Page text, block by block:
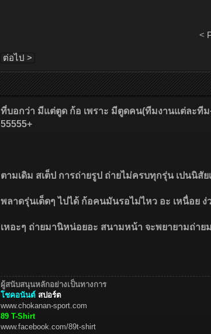
<
ต่อไป >
ที่บอกว่า มีแต่ตูด ก้อ เพราะ มีตูดคน(ทีมงานแต่ละทีม
55555+
ตามเดิม สเต็ป การถ่ายรูป ถ่ายไม่ครบทุกรุ่น เปนนิสั
พลาดรุ่นเด็ดๆ ไปได้ ก้อคนมันรอไม่ไหว อะ เหนื่อย ง่
เหอะๆ ถ่ายมานิหน่อยอะ สนามหน้า จะพยายามถ่าย
ผู้สนับสนุนหลักอย่างเป็นทางการ
โชคอนันต์ สปอร์ต
www.chokanan-sport.com
89 T-Shirt
www.facebook.com/89t-shirt